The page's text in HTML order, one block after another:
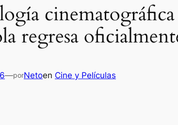
regresa
—porNetoen Cine y Películas